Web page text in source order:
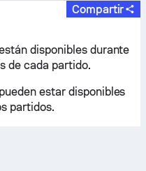
Compartir
disponibles durante
de cada partido.
estar disponibles
partidos.